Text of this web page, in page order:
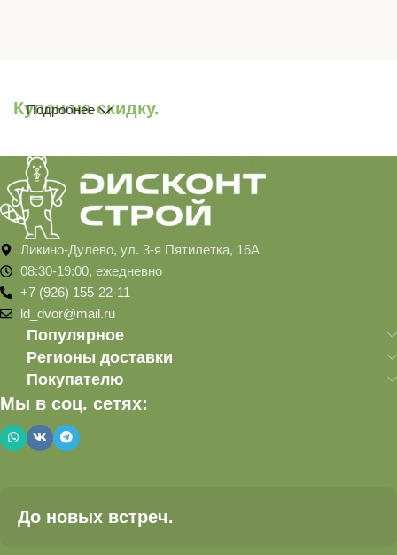
Купон на скидку.
Подробнее
Ликино-Дулёво, ул. 3-я Пятилетка, 16А
08:30-19:00, ежедневно
+7 (926) 155-22-11
ld_dvor@mail.ru
Популярное
Регионы доставки
Покупателю
Мы в соц. сетях:
До новых встреч.